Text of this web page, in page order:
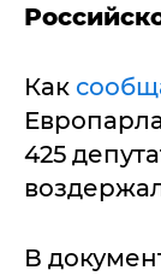
Как
425
В